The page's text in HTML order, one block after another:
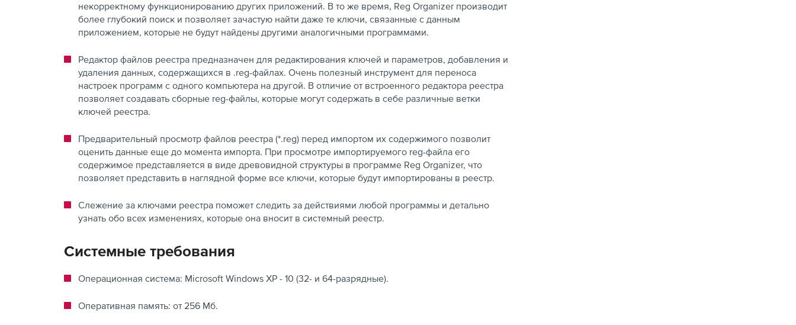
некорректному функционированию других приложений. В то же время, Reg Organizer производит
более глубокий поиск и позволяет зачастую найти даже те ключи, связанные с данным
приложением, которые не будут найдены другими аналогичными программами.
Редактор файлов реестра предназначен для редактирования ключей и параметров, добавления и
удаления данных, содержащихся в .reg-файлах. Очень полезный инструмент для переноса
настроек программ с одного компьютера на другой. В отличие от встроенного редактора реестра
позволяет создавать сборные reg-файлы, которые могут содержать в себе различные ветки
ключей реестра.
Предварительный просмотр файлов реестра (*.reg) перед импортом их содержимого позволит
оценить данные еще до момента импорта. При просмотре импортируемого reg-файла его
содержимое представляется в виде древовидной структуры в программе Reg Organizer, что
позволяет представить в наглядной форме все ключи, которые будут импортированы в реестр.
Слежение за ключами реестра поможет следить за действиями любой программы и детально
узнать обо всех изменениях, которые она вносит в системный реестр.
Системные требования
Операционная система: Microsoft Windows XP - 10 (32- и 64-разрядные).
Оперативная память: от 256 Мб.